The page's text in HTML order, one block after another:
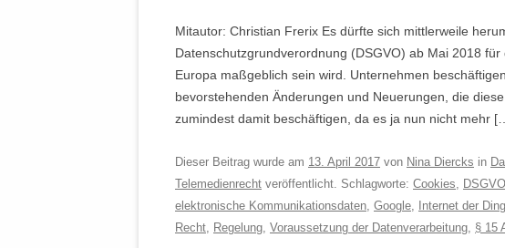
Mitautor: Christian Frerix Es dürfte sich mittlerweile
Datenschutzgrundverordnung (DSGVO) ab Mai 2018
Europa maßgeblich sein wird. Unternehmen
bevorstehenden Änderungen und Neuerungen, die
zumindest damit beschäftigen, da es ja nun nicht mehr
Dieser Beitrag wurde am 13. April 2017 von Nina Diercks in
Telemedienrecht veröffentlicht. Schlagworte: Cookies, DSGVO
elektronische Kommunikationsdaten, Google, Internet der
Recht, Regelung, Voraussetzung der Datenverarbeitung, § 15